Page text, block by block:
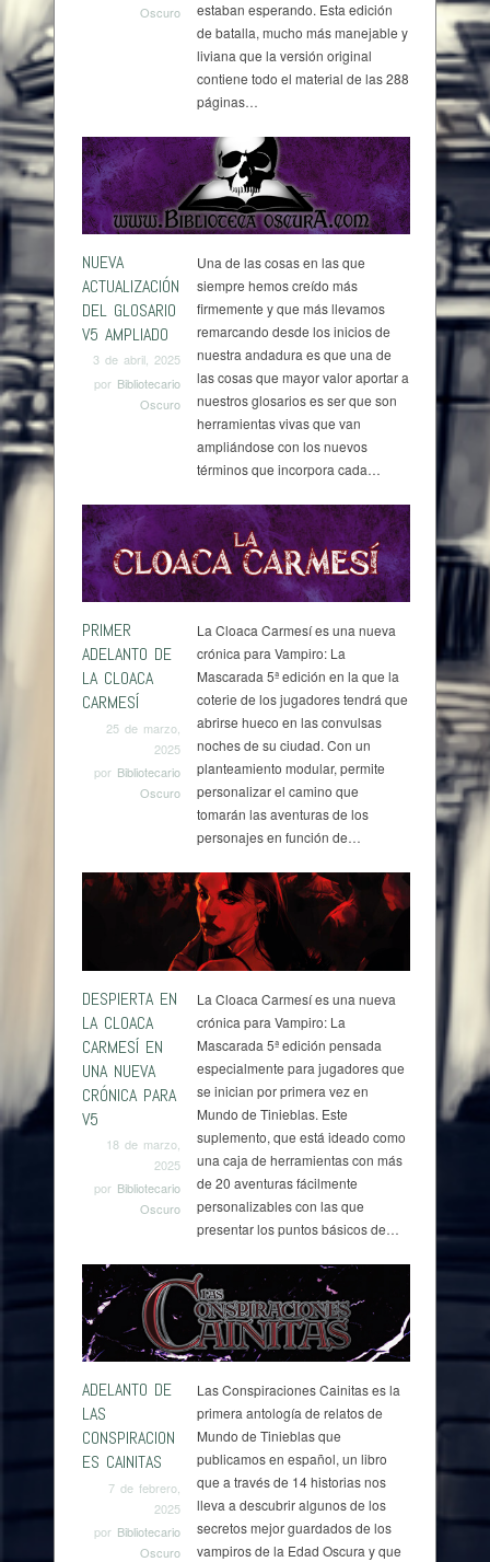
Oscuro
estaban esperando. Esta edición
de batalla, mucho más manejable y
liviana que la versión original
contiene todo el material de las 288
páginas…
NUEVA
ACTUALIZACIÓN
DEL GLOSARIO
V5 AMPLIADO
3 de abril, 2025
por Bibliotecario
Oscuro
Una de las cosas en las que
siempre hemos creído más
firmemente y que más llevamos
remarcando desde los inicios de
nuestra andadura es que una de
las cosas que mayor valor aportar a
nuestros glosarios es ser que son
herramientas vivas que van
ampliándose con los nuevos
términos que incorpora cada…
PRIMER
ADELANTO DE
LA CLOACA
CARMESÍ
25 de marzo,
2025
por Bibliotecario
Oscuro
La Cloaca Carmesí es una nueva
crónica para Vampiro: La
Mascarada 5ª edición en la que la
coterie de los jugadores tendrá que
abrirse hueco en las convulsas
noches de su ciudad. Con un
planteamiento modular, permite
personalizar el camino que
tomarán las aventuras de los
personajes en función de…
DESPIERTA EN
LA CLOACA
CARMESÍ EN
UNA NUEVA
CRÓNICA PARA
V5
18 de marzo,
2025
por Bibliotecario
Oscuro
La Cloaca Carmesí es una nueva
crónica para Vampiro: La
Mascarada 5ª edición pensada
especialmente para jugadores que
se inician por primera vez en
Mundo de Tinieblas. Este
suplemento, que está ideado como
una caja de herramientas con más
de 20 aventuras fácilmente
personalizables con las que
presentar los puntos básicos de…
ADELANTO DE
LAS
CONSPIRACION
ES CAINITAS
7 de febrero,
2025
por Bibliotecario
Oscuro
Las Conspiraciones Cainitas es la
primera antología de relatos de
Mundo de Tinieblas que
publicamos en español, un libro
que a través de 14 historias nos
lleva a descubrir algunos de los
secretos mejor guardados de los
vampiros de la Edad Oscura y que